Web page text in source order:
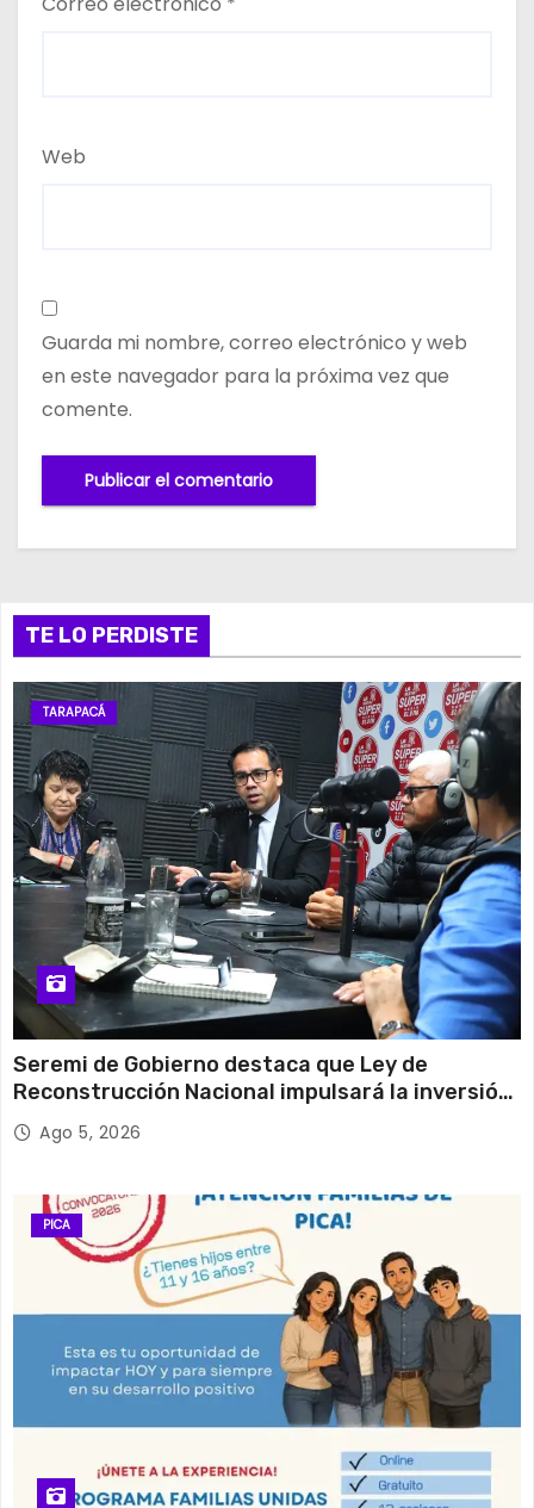
Web
Guarda mi nombre, correo electrónico y web
en este navegador para la próxima vez que
comente.
TE LO PERDISTE
TARAPACÁ
Seremi de Gobierno destaca que Ley de
Reconstrucción Nacional impulsará la inversión
y el empleo en Tarapacá
Ago 5, 2026
PICA